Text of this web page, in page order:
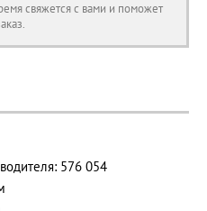
свяжется с вами и поможет
576 054